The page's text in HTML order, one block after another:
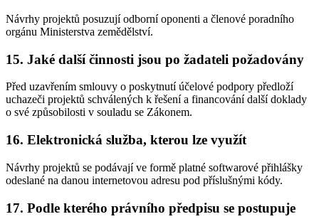
Návrhy projektů posuzují odborní oponenti a členové poradního
orgánu Ministerstva zemědělství.
15. Jaké další činnosti jsou po žadateli požadovány
Před uzavřením smlouvy o poskytnutí účelové podpory předloží
uchazeči projektů schválených k řešení a financování další doklady
o své způsobilosti v souladu se Zákonem.
16. Elektronická služba, kterou lze využít
Návrhy projektů se podávají ve formě platné softwarové přihlášky
odeslané na danou internetovou adresu pod příslušnými kódy.
17. Podle kterého právního předpisu se postupuje